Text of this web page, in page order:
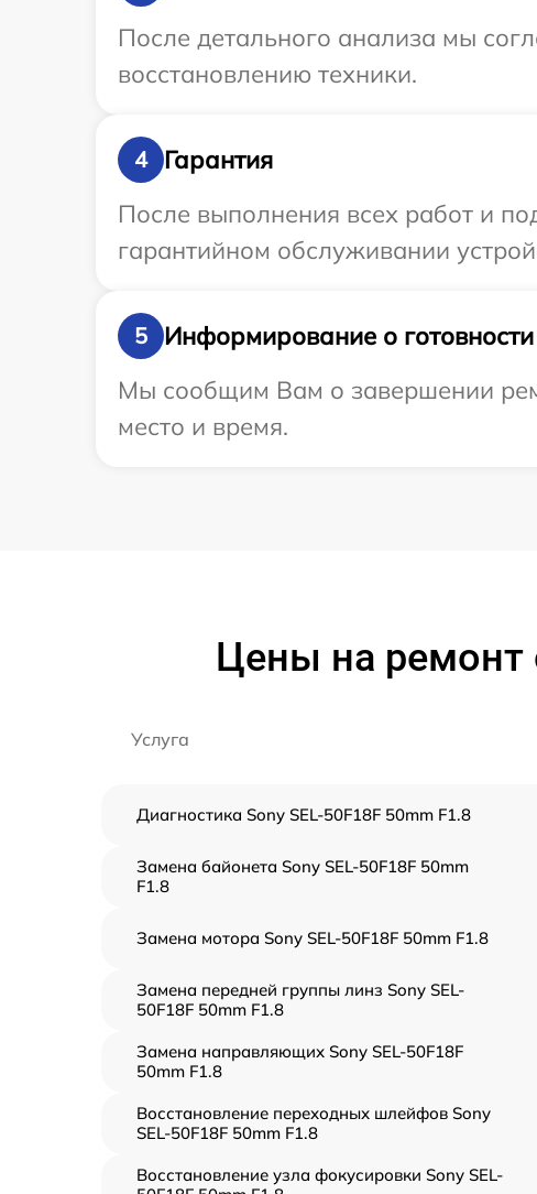
После детального анализа мы
восстановлению техники.
4
Гарантия
После выполнения всех работ и
гарантийном обслуживании
5
Информирование о готовности
Мы сообщим Вам о завершении
место и время.
Цены на ремонт
Услуга
Диагностика Sony SEL-50F18F 50mm F1.8
Замена байонета Sony SEL-50F18F 50mm
F1.8
Замена мотора Sony SEL-50F18F 50mm F1.8
Замена передней группы линз Sony SEL-
50F18F 50mm F1.8
Замена направляющих Sony SEL-50F18F
50mm F1.8
Восстановление переходных шлейфов Sony
SEL-50F18F 50mm F1.8
Восстановление узла фокусировки Sony SEL-